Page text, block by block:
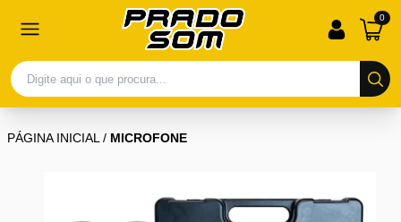
0
PÁGINA INICIAL/ MICROFONE